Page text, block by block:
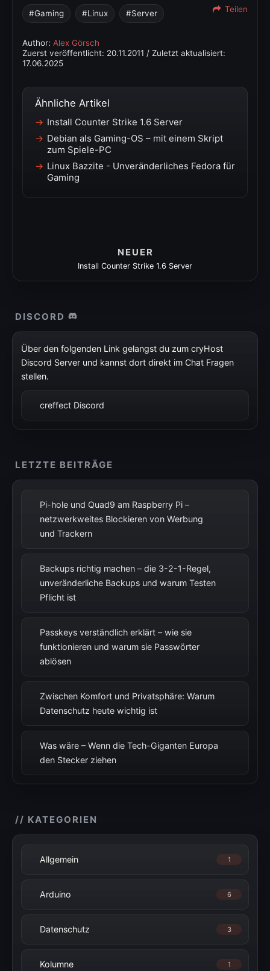
Teilen
Gaming Linux Server
Author: Alex Görsch
Zuerst veröffentlicht: 20.11.2011 / Zuletzt aktualisiert:
17.06.2025
Ähnliche Artikel
Install Counter Strike 1.6 Server
Debian als Gaming-OS – mit einem Skript
zum Spiele-PC
Linux Bazzite - Unveränderliches Fedora für
Gaming
NEUER
Install Counter Strike 1.6 Server
DISCORD
Über den folgenden Link gelangst du zum cryHost
Discord Server und kannst dort direkt im Chat Fragen
stellen.
creffect Discord
LETZTE BEITRÄGE
Pi-hole und Quad9 am Raspberry Pi –
netzwerkweites Blockieren von Werbung
und Trackern
Backups richtig machen – die 3-2-1-Regel,
unveränderliche Backups und warum Testen
Pflicht ist
Passkeys verständlich erklärt – wie sie
funktionieren und warum sie Passwörter
ablösen
Zwischen Komfort und Privatsphäre: Warum
Datenschutz heute wichtig ist
Was wäre – Wenn die Tech-Giganten Europa
den Stecker ziehen
// KATEGORIEN
Allgemein 1
Arduino 6
Datenschutz 3
Kolumne 1